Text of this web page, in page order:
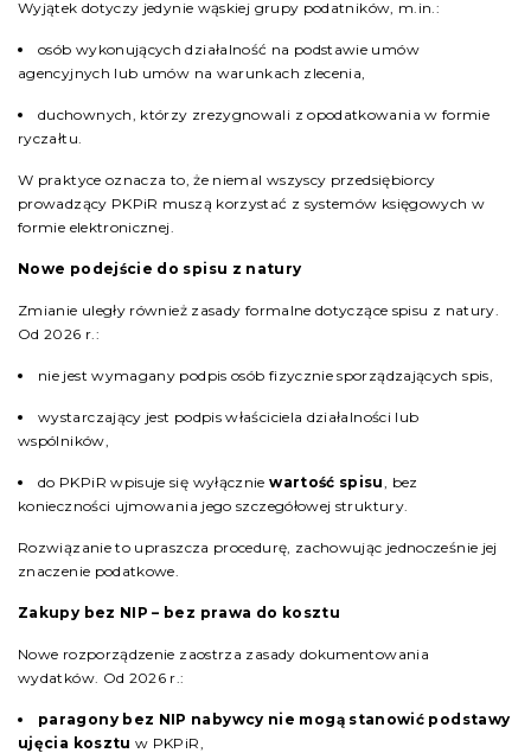
Wyjątek dotyczy jedynie wąskiej grupy podatników, m.in.:
osób wykonujących działalność na podstawie umów
agencyjnych lub umów na warunkach zlecenia,
duchownych, którzy zrezygnowali z opodatkowania w formie
ryczałtu.
W praktyce oznacza to, że niemal wszyscy przedsiębiorcy
prowadzący PKPiR muszą korzystać z systemów księgowych w
formie elektronicznej.
Nowe podejście do spisu z natury
Zmianie uległy również zasady formalne dotyczące spisu z natury.
Od 2026 r.:
nie jest wymagany podpis osób fizycznie sporządzających spis,
wystarczający jest podpis właściciela działalności lub
wspólników,
do PKPiR wpisuje się wyłączniewartość spisu, bez
konieczności ujmowania jego szczegółowej struktury.
Rozwiązanie to upraszcza procedurę, zachowując jednocześnie jej
znaczenie podatkowe.
Zakupy bez NIP – bez prawa do kosztu
Nowe rozporządzenie zaostrza zasady dokumentowania
wydatków. Od 2026 r.:
paragony bez NIP nabywcy nie mogą stanowić podstawy
ujęcia kosztu w PKPiR,